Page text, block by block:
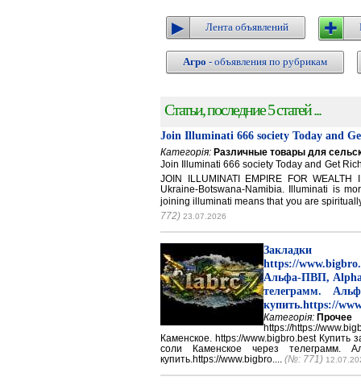
Лента объявлений
Агро - объявления по рубрикам
Статьи, последние 5 статей ...
Join Illuminati 666 society Today and
Категорія: Различные товары для
Join Illuminati 666 society Today and Get
JOIN ILLUMINATI EMPIRE FOR WEALTH
Ukraine-Botswana-Namibia. Illuminati is
joining illuminati means that you are
772) 23.07.2026
Закладки
https://
Альфа-ПВП, Alpha
телеграмм.
купить.https://
Категорія: Прочее
https://https://
Каменское. https://www.bigbro.best Купить
соли Каменское через телеграмм.
купить.https://www.bigbro.... (№: 771)